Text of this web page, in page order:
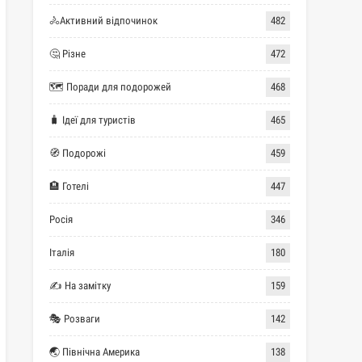
🚴Активний відпочинок 482
🤔 Різне 472
🗺 Поради для подорожей 468
🧳 Ідеї для туристів 465
🧭 Подорожі 459
🏨 Готелі 447
Росія 346
Італія 180
✍ На замітку 159
🎭 Розваги 142
🌏 Північна Америка 138